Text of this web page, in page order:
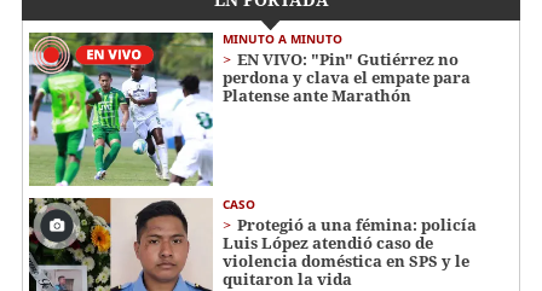
MINUTO A MINUTO
EN VIVO: "Pin" Gutiérrez no
perdona y clava el empate para
Platense ante Marathón
CASO
Protegió a una fémina: policía
Luis López atendió caso de
violencia doméstica en SPS y le
quitaron la vida